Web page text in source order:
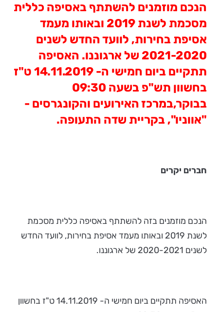
הנכם מוזמנים להשתתף באסיפה כללית
מסכמת לשנת 2019 ובאותו מעמד
אסיפת בחירות, לוועד החדש לשנים
2021-2020 של ארגוננו. האסיפה
תתקיים ביום חמישי ה- 14.11.2019 ט"ז
בחשוון תש"פ בשעה 09:30
בבוקר,במרכז האירועים והקונגרסים -
"אווניו", בקריית שדה התעופה.
חברים יקרים
הנכם מוזמנים בזה להשתתף באסיפה כללית מסכמת
לשנת 2019 ובאותו מעמד אסיפת בחירות, לוועד החדש
לשנים 2020-2021 של ארגוננו.
האסיפה תתקיים ביום חמישי ה- 14.11.2019 ט"ז בחשוון